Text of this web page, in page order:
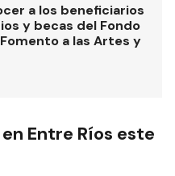
a los beneficiarios
y becas del Fondo
a las Artes y
Entre Ríos este